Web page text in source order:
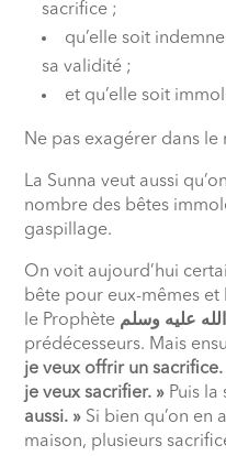
sacrifice ;
qu’elle soit
sa validité ;
et qu’elle soit
Ne pas exagérer dans le
La Sunna veut aussi
nombre des bêtes
gaspillage.
On voit aujourd’hui
bête pour eux-mêmes
le Prophète عليه وسلم
prédécesseurs. Mais
je veux offrir un sacrifice.
je veux sacrifier. » Puis
aussi. » Si bien qu’on en
maison, plusieurs